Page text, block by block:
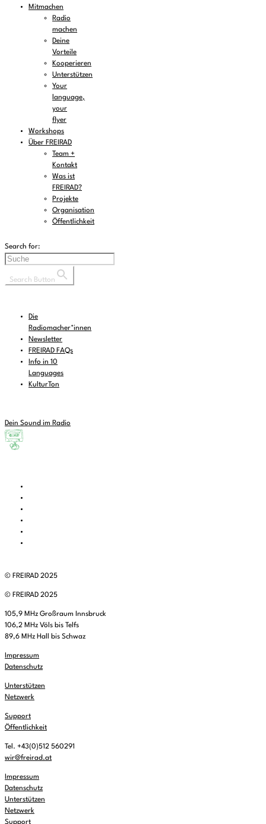
Mitmachen
Radio
machen
Deine
Vorteile
Kooperieren
Unterstützen
Your
language,
your
flyer
Workshops
Über FREIRAD
Team +
Kontakt
Was ist
FREIRAD?
Projekte
Organisation
Öffentlichkeit
Search for:
Search Button
Die
Radiomacher*innen
Newsletter
FREIRAD FAQs
Info in 10
Languages
KulturTon
Dein Sound im Radio
© FREIRAD 2025
© FREIRAD 2025
105,9 MHz Großraum Innsbruck
106,2 MHz Völs bis Telfs
89,6 MHz Hall bis Schwaz
Impressum
Datenschutz
Unterstützen
Netzwerk
Support
Öffentlichkeit
Tel. +43(0)512 560291
wir@freirad.at
Impressum
Datenschutz
Unterstützen
Netzwerk
Support